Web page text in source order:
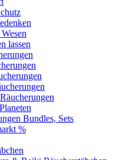
lassen
Bundles, Sets
%